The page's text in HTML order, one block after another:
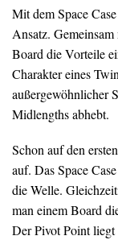
Mit dem Space
Ansatz.
Board die Vorteile
Charakter eines
außergewöhnlicher
Midlengths abhebt.
Schon auf den
auf. Das Space
die Welle.
man einem Board
Der Pivot Point liegt